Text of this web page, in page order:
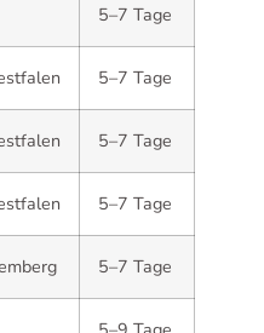
5–7 Tage
5–7 Tage
5–7 Tage
5–7 Tage
5–7 Tage